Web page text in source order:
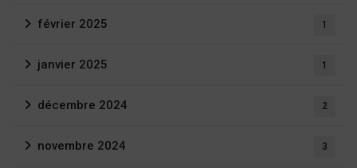
février 2025 1
janvier 2025 1
décembre 2024 2
novembre 2024 3